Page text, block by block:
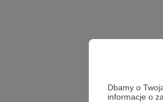
Dbamy o
informacje o